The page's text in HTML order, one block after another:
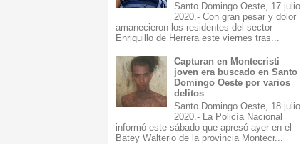
Santo Domingo Oeste, 17 julio
2020.- Con gran pesar y dolor
amanecieron los residentes del sector
Enriquillo de Herrera este viernes tras...
Capturan en Montecristi
joven era buscado en Santo
Domingo Oeste por varios
delitos
Santo Domingo Oeste, 18 julio
2020.- La Policía Nacional
informó este sábado que apresó ayer en el
Batey Walterio de la provincia Montecr...